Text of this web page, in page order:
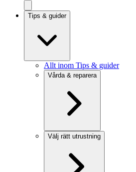
Tips & guider
Allt inom Tips & guider
Vårda & reparera
Välj rätt utrustning